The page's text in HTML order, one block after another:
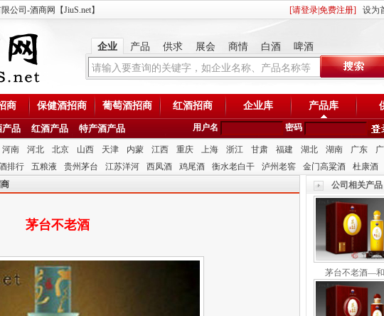
公司-酒商网【JiuS.net】 [请登录免费注册] 设为
企业 产品 供求 展会 商情 白酒 啤酒
商 保健酒招商 葡萄酒招商 红酒招商 企业库 产品库
产品 红酒产品 特产酒产品 用户名 密码
河南 河北 北京 山西 天津 内蒙 江西 重庆 上海 浙江 甘肃 福建 湖北 湖南 广东
排行 五粮液 贵州茅台 江苏洋河 西凤酒 鸡尾酒 衡水老白干 泸州老窖 金门高粱酒 杜康酒
茅台不老酒
公司相关产品
茅台不老酒—和